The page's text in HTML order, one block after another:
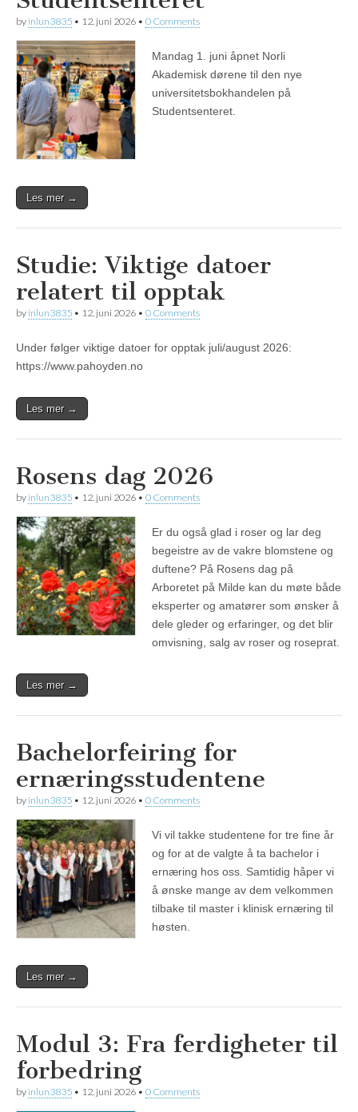
by inlun3835 • 12. juni 2026 • 0 Comments
Mandag 1. juni åpnet Norli
Akademisk dørene til den nye
universitetsbokhandelen på
Studentsenteret.
Les mer →
Studie: Viktige datoer
relatert til opptak
by inlun3835 • 12. juni 2026 • 0 Comments
Under følger viktige datoer for opptak juli/august 2026:
https://www.pahoyden.no
Les mer →
Rosens dag 2026
by inlun3835 • 12. juni 2026 • 0 Comments
Er du også glad i roser og lar deg
begeistre av de vakre blomstene og
duftene? På Rosens dag på
Arboretet på Milde kan du møte både
eksperter og amatører som ønsker å
dele gleder og erfaringer, og det blir
omvisning, salg av roser og roseprat.
Les mer →
Bachelorfeiring for
ernæringsstudentene
by inlun3835 • 12. juni 2026 • 0 Comments
Vi vil takke studentene for tre fine år
og for at de valgte å ta bachelor i
ernæring hos oss. Samtidig håper vi
å ønske mange av dem velkommen
tilbake til master i klinisk ernæring til
høsten.
Les mer →
Modul 3: Fra ferdigheter til
forbedring
by inlun3835 • 12. juni 2026 • 0 Comments